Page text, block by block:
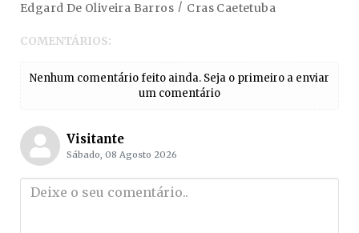
Edgard De Oliveira Barros Cras Caetetuba
COMENTÁRIOS:
Nenhum comentário feito ainda. Seja o primeiro a enviar
um comentário
Visitante
Sábado, 08 Agosto 2026